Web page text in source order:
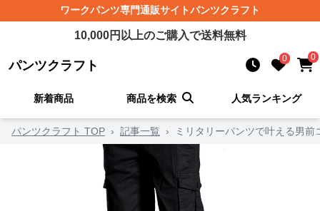
ワークパンツ専門通販サイトパンツクラフト
10,000円以上のご購入で送料無料
パンツクラフト 0 0
新着商品 商品を検索 人気ランキング
パンツクラフト TOP › 記事一覧 › ミリタリーパンツで叶える男